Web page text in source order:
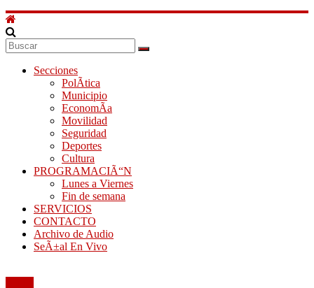
Secciones
PolÃ­tica
Municipio
EconomÃ­a
Movilidad
Seguridad
Deportes
Cultura
PROGRAMACIÃ“N
Lunes a Viernes
Fin de semana
SERVICIOS
CONTACTO
Archivo de Audio
SeÃ±al En Vivo